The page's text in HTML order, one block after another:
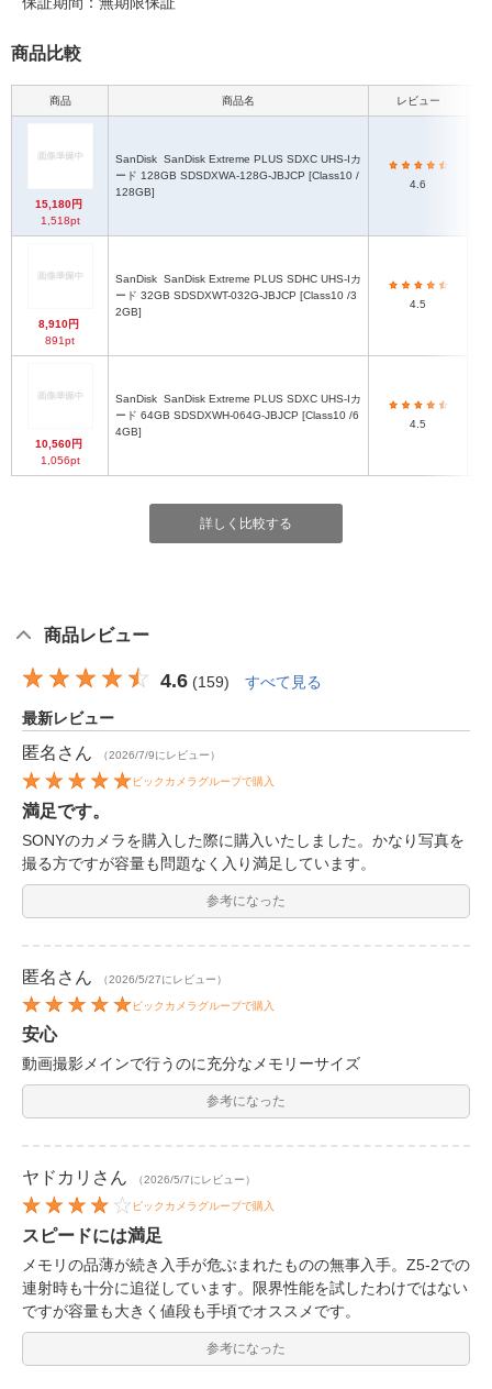
商品比較
商品 商品名 レビュー
15,180円
1,518pt
SanDisk
ード 128GB SDSDXWA-128G-JBJCP [Class10 /
128GB]
4.6
8,910円
891pt
SanDisk
ード 32GB SDSDXWT-032G-JBJCP [Class10 /3
2GB]
4.5
10,560円
1,056pt
SanDisk
ード 64GB SDSDXWH-064G-JBJCP [Class10 /6
4GB]
4.5
詳しく比較する
商品レビュー
4.6 (159) すべて見る
最新レビュー
匿名 さん （2026/7/9にレビュー）
ビックカメラグループで購入
満足です。
SONYのカメラを購入した際に購入いたしました。かなり写真を
撮る方ですが容量も問題なく入り満足しています。
参考になった
匿名 さん （2026/5/27にレビュー）
ビックカメラグループで購入
安心
動画撮影メインで行うのに充分なメモリーサイズ
参考になった
ヤドカリ さん （2026/5/7にレビュー）
ビックカメラグループで購入
スピードには満足
メモリの品薄が続き入手が危ぶまれたものの無事入手。Z5-2での
連射時も十分に追従しています。限界性能を試したわけではない
ですが容量も大きく値段も手頃でオススメです。
参考になった